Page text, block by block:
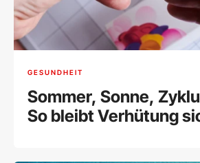
GESUNDHEIT
Sommer, Sonne,
So bleibt Verhütung